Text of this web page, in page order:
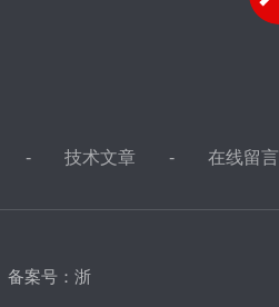
技术文章 在线留言
备案号：浙